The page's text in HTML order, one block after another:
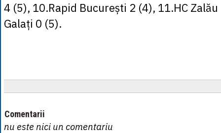
4 (5), 10.Rapid București 2 (4), 11.HC Zalău
Galați 0 (5).
Comentarii
nu este nici un comentariu